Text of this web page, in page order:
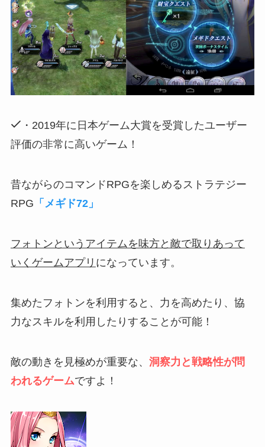
・2019年に日本ゲーム大賞を受賞したユーザー
評価の非常に高いゲーム！
昔ながらのコマンドRPGを楽しめるストラテジー
RPG 「メギド72」
フォトンというアイテムを味方と敵で取りあって
いくゲームアプリ になっています。
集めたフォトンを利用すると、力を高めたり、協
力なスキルを利用したりすることが可能！
敵の動きを見極めが重要な、 洞察力と戦略性が問
われるゲームですよ！